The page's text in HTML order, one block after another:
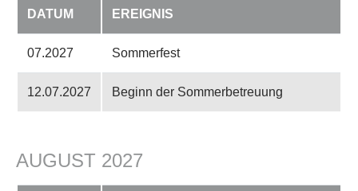
DATUM EREIGNIS
07.2027 Sommerfest
12.07.2027 Beginn der Sommerbetreuung
AUGUST 2027